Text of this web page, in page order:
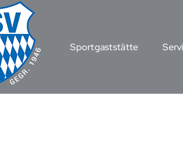
Sportgaststätte